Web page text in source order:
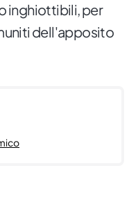
inghiottibili, per
dell'apposito